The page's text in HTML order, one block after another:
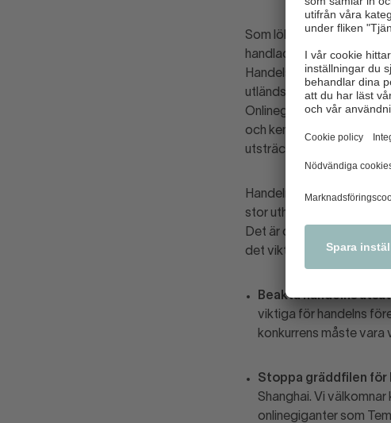
Som lök på laxen är den
handlade 600 000
Handels E-
utländska aktörer ökar
Onlinegiganterna har en
och kemikalieinnehåll. En
utsträckning.
Handeln har tvingats
stor uthållighet skördas
Det är den högsta siffran
det viktigt att:
Beakta handelns
viktiga för handelns
konkurrens måste vara
Stoppa gräddfilen för
Shanghai. Vi
onlinegiganter som